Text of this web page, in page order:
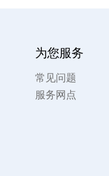
为您服务
常见问题
服务网点